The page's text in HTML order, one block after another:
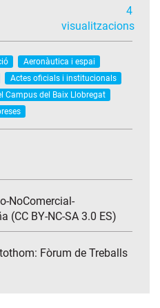
4
visualitzacions
Aeronàutica i espai
Actes oficials i institucionals
Campus del Baix Llobregat
NoComercial-
(CC BY-NC-SA 3.0 ES)
Fòrum de Treballs